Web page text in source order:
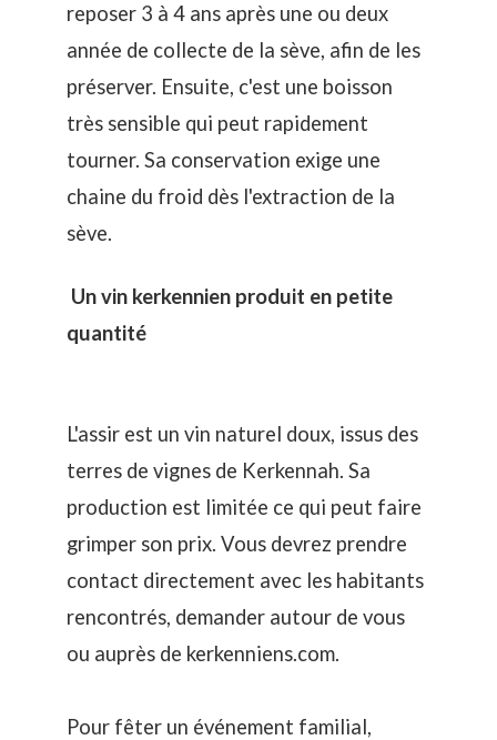
reposer 3 à 4 ans après une ou deux
année de collecte de la sève, afin de les
préserver. Ensuite, c'est une boisson
très sensible qui peut rapidement
tourner. Sa conservation exige une
chaine du froid dès l'extraction de la
sève.
Un vin kerkennien produit en petite
quantité
L'assir est un vin naturel doux, issus des
terres de vignes de Kerkennah. Sa
production est limitée ce qui peut faire
grimper son prix. Vous devrez prendre
contact directement avec les habitants
rencontrés, demander autour de vous
ou auprès de kerkenniens.com.
Pour fêter un événement familial,